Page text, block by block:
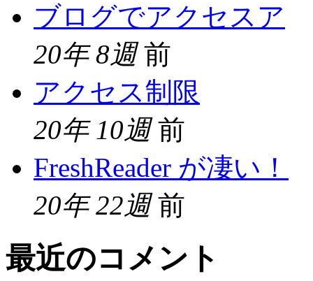
ブログでアクセスア
20年 8週前
アクセス制限
20年 10週前
FreshReader が凄い！
20年 22週前
最近のコメント